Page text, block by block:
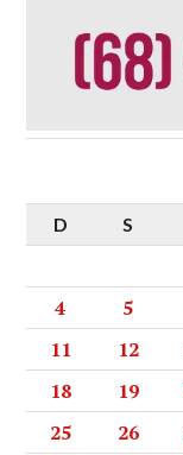
D
S
4
5
11
12
18
19
25
26